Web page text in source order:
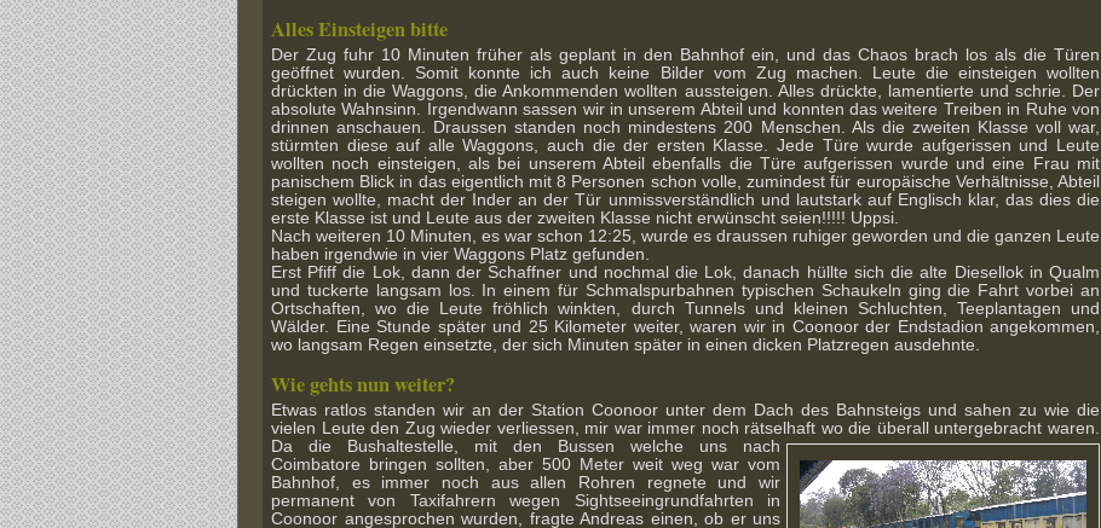
Alles Einsteigen bitte
Der Zug fuhr 10 Minuten früher als geplant in den Bahnhof ein, und das Chaos brach los als die Türen
geöffnet wurden. Somit konnte ich auch keine Bilder vom Zug machen. Leute die einsteigen wollten
drückten in die Waggons, die Ankommenden wollten aussteigen. Alles drückte, lamentierte und schrie. Der
absolute Wahnsinn. Irgendwann sassen wir in unserem Abteil und konnten das weitere Treiben in Ruhe von
drinnen anschauen. Draussen standen noch mindestens 200 Menschen. Als die zweiten Klasse voll war,
stürmten diese auf alle Waggons, auch die der ersten Klasse. Jede Türe wurde aufgerissen und Leute
wollten noch einsteigen, als bei unserem Abteil ebenfalls die Türe aufgerissen wurde und eine Frau mit
panischem Blick in das eigentlich mit 8 Personen schon volle, zumindest für europäische Verhältnisse, Abteil
steigen wollte, macht der Inder an der Tür unmissverständlich und lautstark auf Englisch klar, das dies die
erste Klasse ist und Leute aus der zweiten Klasse nicht erwünscht seien!!!!! Uppsi.
Nach weiteren 10 Minuten, es war schon 12:25, wurde es draussen ruhiger geworden und die ganzen Leute
haben irgendwie in vier Waggons Platz gefunden.
Erst Pfiff die Lok, dann der Schaffner und nochmal die Lok, danach hüllte sich die alte Diesellok in Qualm
und tuckerte langsam los. In einem für Schmalspurbahnen typischen Schaukeln ging die Fahrt vorbei an
Ortschaften, wo die Leute fröhlich winkten, durch Tunnels und kleinen Schluchten, Teeplantagen und
Wälder. Eine Stunde später und 25 Kilometer weiter, waren wir in Coonoor der Endstadion angekommen,
wo langsam Regen einsetzte, der sich Minuten später in einen dicken Platzregen ausdehnte.
Wie gehts nun weiter?
Etwas ratlos standen wir an der Station Coonoor unter dem Dach des Bahnsteigs und sahen zu wie die
vielen Leute den Zug wieder verliessen, mir war immer noch rätselhaft wo die überall untergebracht waren.
Da die Bushaltestelle, mit den Bussen welche uns nach
Coimbatore bringen sollten, aber 500 Meter weit weg war vom
Bahnhof, es immer noch aus allen Rohren regnete und wir
permanent von Taxifahrern wegen Sightseeingrundfahrten in
Coonoor angesprochen wurden, fragte Andreas einen, ob er uns